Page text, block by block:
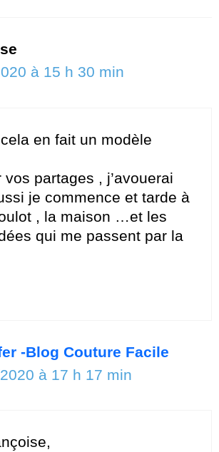
à 15 h 30 min
en fait un modèle
vos partages , j’avouerai
je commence et tarde à
, la maison …et les
qui me passent par la
-Blog Couture Facile
à 17 h 17 min